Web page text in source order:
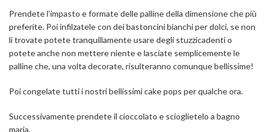
Prendete l’impasto e formate delle palline della dimensione che più
preferite. Poi infilzatele con dei bastoncini bianchi per dolci, se non
li trovate potete tranquillamente usare degli stuzzicadenti o
potete anche non mettere niente e lasciate semplicemente le
palline che, una volta decorate, risulteranno comunque bellissime!
Poi congelate tutti i nostri bellissimi cake pops per qualche ora.
Successivamente prendete il cioccolato e scioglietelo a bagno
maria.